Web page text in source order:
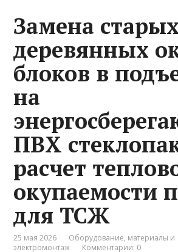
Замена старых
деревянных
блоков в
на
ПВХ
расчет
окупаемости
для ТСЖ
25 мая 2026
Оборудование, материалы и
электромонтаж
Комментарии: 0